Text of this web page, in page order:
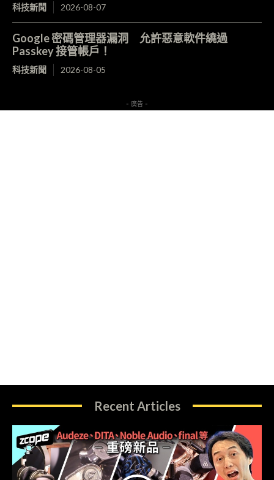
科技新聞 2026-08-07
Google 密碼管理器漏洞 允許惡意軟件繞過
Passkey 接管帳戶！
科技新聞 2026-08-05
- 廣告 -
Recent Articles